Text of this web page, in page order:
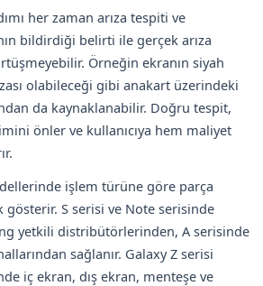
her zaman arıza tespiti ve
bildirdiği belirti ile gerçek arıza
Örneğin ekranın siyah
olabileceği gibi anakart üzerindeki
da kaynaklanabilir. Doğru tespit,
önler ve kullanıcıya hem maliyet
işlem türüne göre parça
gösterir. S serisi ve Note serisinde
yetkili distribütörlerinden, A serisinde
sağlanır. Galaxy Z serisi
iç ekran, dış ekran, menteşe ve